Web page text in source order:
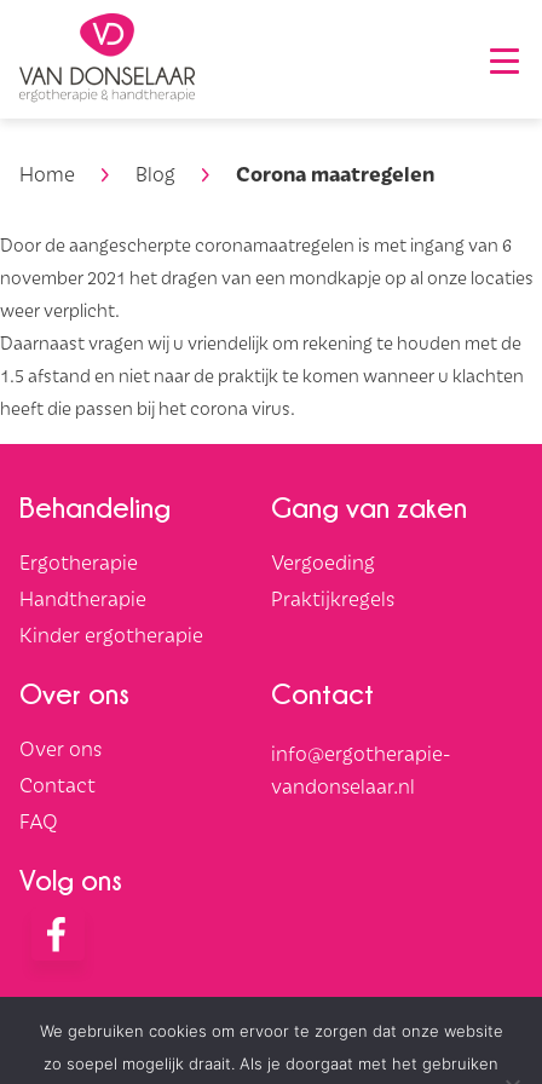
Home Blog Corona maatregelen
Door de aangescherpte coronamaatregelen is met ingang van 6
november 2021 het dragen van een mondkapje op al onze locaties
weer verplicht.
Daarnaast vragen wij u vriendelijk om rekening te houden met de
1.5 afstand en niet naar de praktijk te komen wanneer u klachten
heeft die passen bij het corona virus.
Behandeling
Ergotherapie
Handtherapie
Kinder ergotherapie
Gang van zaken
Vergoeding
Praktijkregels
Over ons
Over ons
Contact
FAQ
Contact
info@ergotherapie-
vandonselaar.nl
Volg ons
Algemene voorwaarden Cookies
We gebruiken cookies om ervoor te zorgen dat onze website
zo soepel mogelijk draait. Als je doorgaat met het gebruiken